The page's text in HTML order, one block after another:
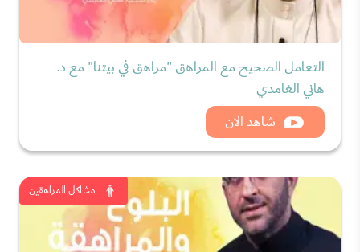
التعامل الصحيح مع المراهق "مراهق في بيتنا" مع د.
هاني الغامدي
شاهد الان
مشاكل المراهقين